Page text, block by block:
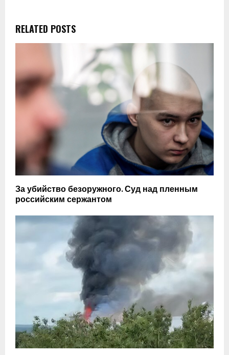
RELATED POSTS
За убийство безоружного. Суд над пленным
российским сержантом